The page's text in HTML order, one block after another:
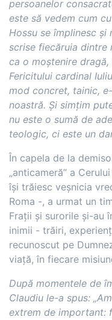
persoanelor
este să vedem cum
Hossu se împlinesc
scrise fiecăruia dintre
ca o moștenire
Fericitului cardinal
mod concret, tainic,
noastră. Și simțim
nu este o sumă de
teologic, ci este un
În capela de la
„anticameră” a
își trăiesc veșnicia
Roma -, a urmat un
Frații și surorile și-au
inimii - trăiri,
recunoscut pe
viață, în fiecare
După momentele de
Claudiu le-a spus:
extrem de important: